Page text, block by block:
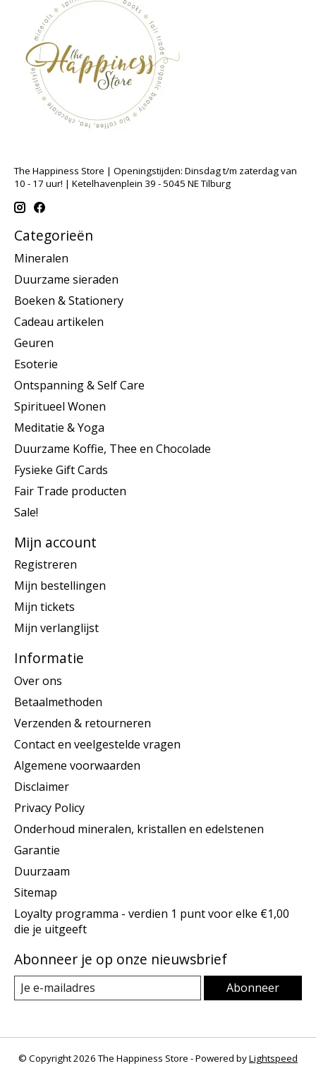
The Happiness Store | Openingstijden: Dinsdag t/m zaterdag van
10 - 17 uur! | Ketelhavenplein 39 - 5045 NE Tilburg
Categorieën
Mineralen
Duurzame sieraden
Boeken & Stationery
Cadeau artikelen
Geuren
Esoterie
Ontspanning & Self Care
Spiritueel Wonen
Meditatie & Yoga
Duurzame Koffie, Thee en Chocolade
Fysieke Gift Cards
Fair Trade producten
Sale!
Mijn account
Registreren
Mijn bestellingen
Mijn tickets
Mijn verlanglijst
Informatie
Over ons
Betaalmethoden
Verzenden & retourneren
Contact en veelgestelde vragen
Algemene voorwaarden
Disclaimer
Privacy Policy
Onderhoud mineralen, kristallen en edelstenen
Garantie
Duurzaam
Sitemap
Loyalty programma - verdien 1 punt voor elke €1,00
die je uitgeeft
Abonneer je op onze nieuwsbrief
Abonneer
© Copyright 2026 The Happiness Store - Powered byLightspeed